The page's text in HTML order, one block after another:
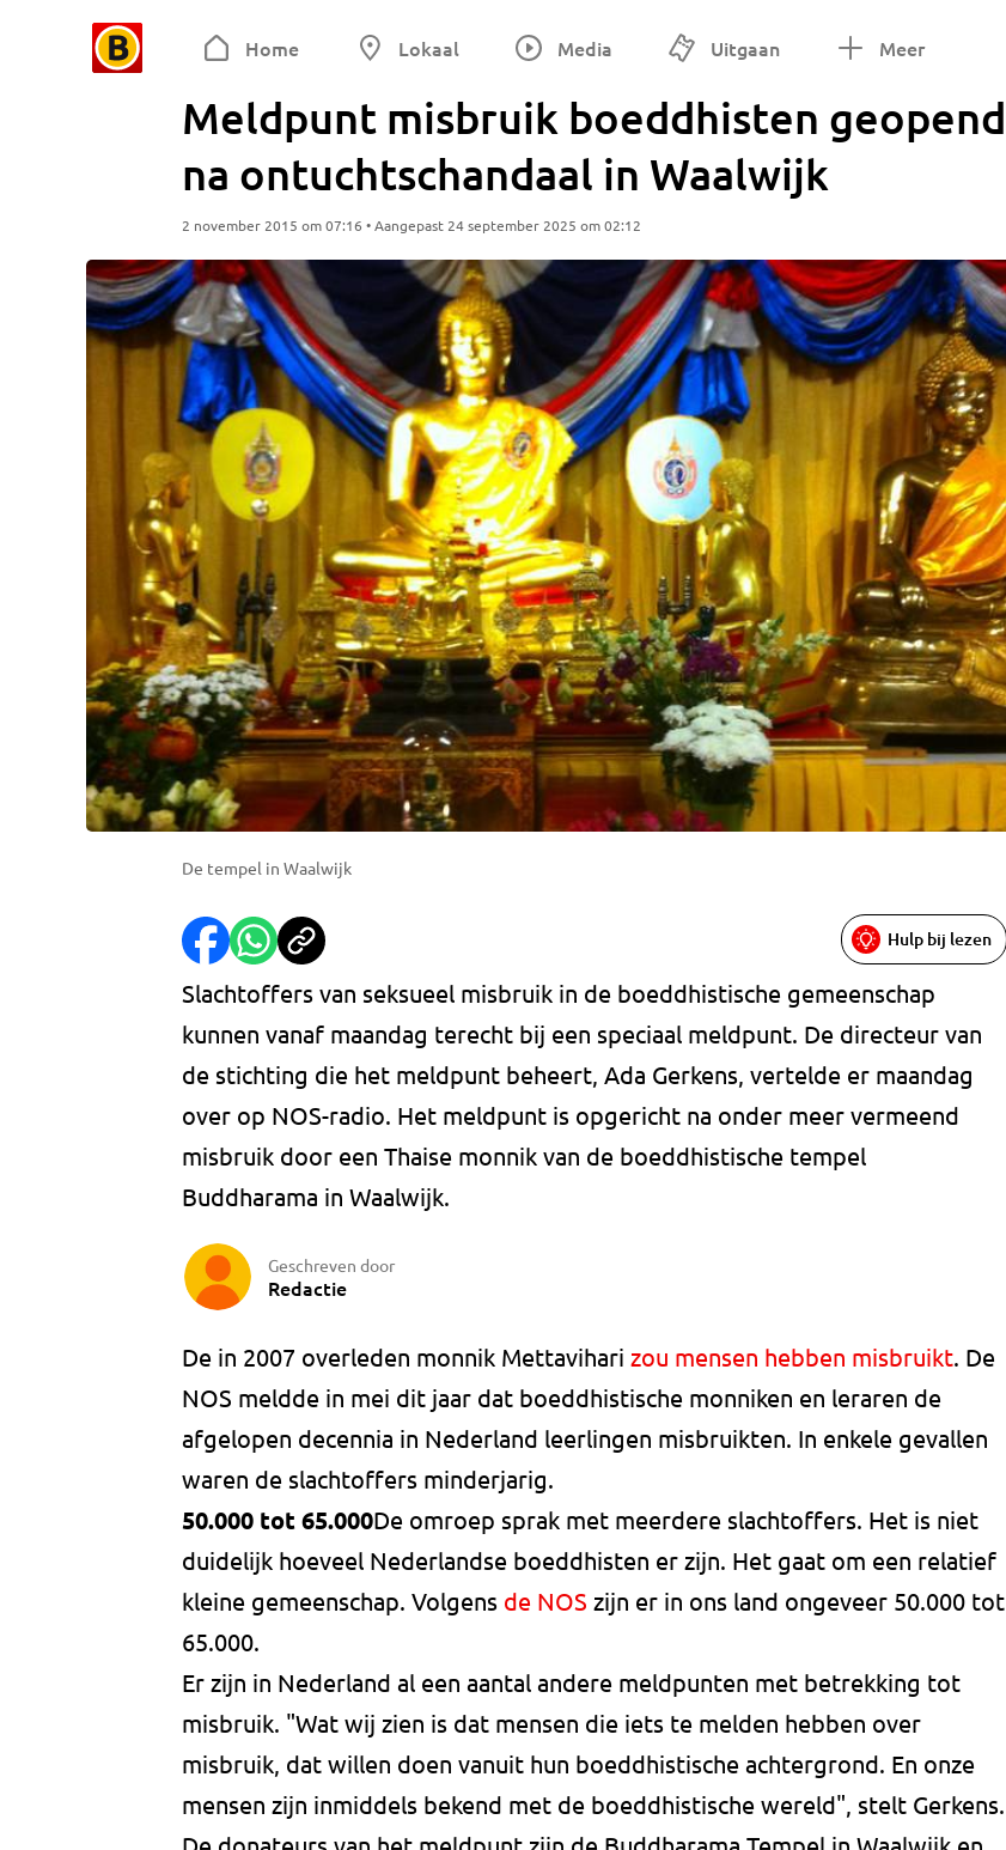
Home Lokaal Media Uitgaan Meer
Meldpunt misbruik boeddhisten geopend
na ontuchtschandaal in Waalwijk
2 november 2015 om 07:16 • Aangepast 24 september 2025 om 02:12
De tempel in Waalwijk
Hulp bij lezen
Slachtoffers van seksueel misbruik in de boeddhistische gemeenschap
kunnen vanaf maandag terecht bij een speciaal meldpunt. De directeur van
de stichting die het meldpunt beheert, Ada Gerkens, vertelde er maandag
over op NOS-radio. Het meldpunt is opgericht na onder meer vermeend
misbruik door een Thaise monnik van de boeddhistische tempel
Buddharama in Waalwijk.
Geschreven door
Redactie
De in 2007 overleden monnik Mettavihari zou mensen hebben misbruikt. De
NOS meldde in mei dit jaar dat boeddhistische monniken en leraren de
afgelopen decennia in Nederland leerlingen misbruikten. In enkele gevallen
waren de slachtoffers minderjarig.
50.000 tot 65.000De omroep sprak met meerdere slachtoffers. Het is niet
duidelijk hoeveel Nederlandse boeddhisten er zijn. Het gaat om een relatief
kleine gemeenschap. Volgens de NOS zijn er in ons land ongeveer 50.000 tot
65.000.
Er zijn in Nederland al een aantal andere meldpunten met betrekking tot
misbruik. "Wat wij zien is dat mensen die iets te melden hebben over
misbruik, dat willen doen vanuit hun boeddhistische achtergrond. En onze
mensen zijn inmiddels bekend met de boeddhistische wereld", stelt Gerkens.